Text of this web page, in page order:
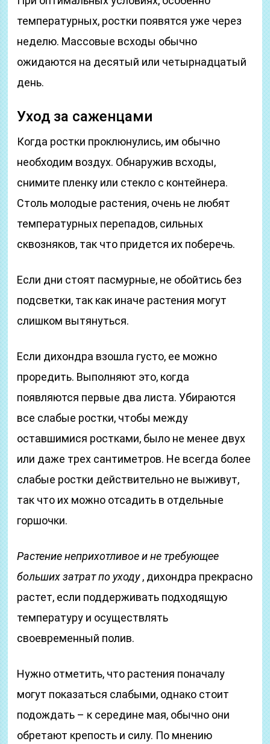
температурных, ростки появятся уже через
неделю. Массовые всходы обычно
ожидаются на десятый или четырнадцатый
день.
Уход за саженцами
Когда ростки проклюнулись, им обычно
необходим воздух. Обнаружив всходы,
снимите пленку или стекло с контейнера.
Столь молодые растения, очень не любят
температурных перепадов, сильных
сквозняков, так что придется их поберечь.
Если дни стоят пасмурные, не обойтись без
подсветки, так как иначе растения могут
слишком вытянуться.
Если дихондра взошла густо, ее можно
проредить. Выполняют это, когда
появляются первые два листа. Убираются
все слабые ростки, чтобы между
оставшимися ростками, было не менее двух
или даже трех сантиметров. Не всегда более
слабые ростки действительно не выживут,
так что их можно отсадить в отдельные
горшочки.
Растение неприхотливое и не требующее
больших затрат по уходу, дихондра прекрасно
растет, если поддерживать подходящую
температуру и осуществлять
своевременный полив.
Нужно отметить, что растения поначалу
могут показаться слабыми, однако стоит
подождать – к середине мая, обычно они
обретают крепость и силу. По мнению